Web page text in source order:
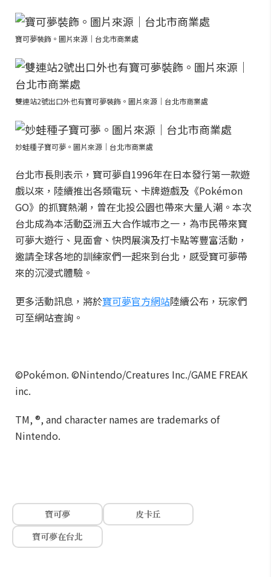
寶可夢裝飾。圖片來源｜台北市商業處
雙連站2號出口外也有寶可夢裝飾。圖片來源｜台北市商業處
妙蛙種子寶可夢。圖片來源｜台北市商業處
台北市長則表示，寶可夢自1996年在日本發行第一款遊
戲以來，陸續推出各類電玩、卡牌遊戲及《Pokémon
GO》的抓寶熱潮，曾在北投公園也帶來大量人潮。本次
台北成為本活動亞洲五大合作城市之一，為市民帶來寶
可夢大遊行、見面會、快閃展演及打卡點等豐富活動，
邀請全球各地的訓練家們一起來到台北，感受寶可夢帶
來的沉浸式體驗。
更多活動訊息，將於寶可夢官方網站陸續公布，玩家們
可至網站查詢。
©Pokémon. ©Nintendo/Creatures Inc./GAME FREAK
inc.
TM, ®, and character names are trademarks of
Nintendo.
寶可夢
皮卡丘
寶可夢在台北